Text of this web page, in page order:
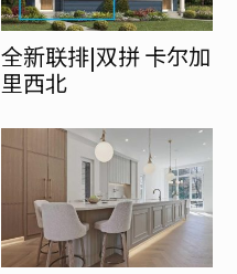
全新联排|双拼 卡尔加
里西北